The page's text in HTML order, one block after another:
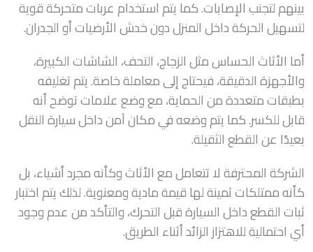
بينهم لتجنب الإصابات. كما يتم استخدام عربات متحركة قوية
لتسهيل الحركة داخل المنزل دون خدش الأرضيات أو الجدران.
أما الأثاث الحساس مثل الزجاج، التحف، الشاشات الكبيرة،
والأجهزة الدقيقة، فيحتاج إلى معاملة خاصة. يتم تغليفه
بطبقات متعددة من الحماية، مع وضع علامات توضح أنه
قابل للكسر. كما يتم وضعه في مكان آمن داخل سيارة النقل
بعيدًا عن القطع الثقيلة.
الشركة المحترفة لا تتعامل مع الأثاث وكأنه مجرد أشياء، بل
كأنه ممتلكات ثمينة لها قيمة مادية ومعنوية. لذلك يتم اختبار
ثبات القطع داخل السيارة قبل التحرك، والتأكد من عدم وجود
أي احتمالية للاهتزاز الزائد أثناء الطريق.